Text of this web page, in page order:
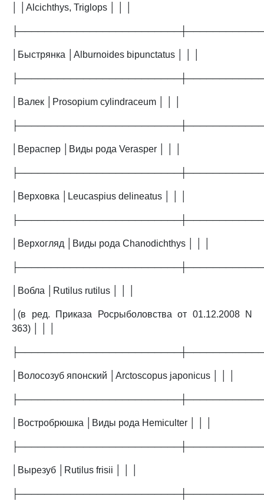
│ │Alcichthys, Triglops │ │ │
│Быстрянка │Alburnoides bipunctatus │ │ │
│Валек │Prosopium cylindraceum │ │ │
│Вераспер │Виды рода Verasper │ │ │
│Верховка │Leucaspius delineatus │ │ │
│Верхогляд │Виды рода Chanodichthys │ │ │
│Вобла │Rutilus rutilus │ │ │
│(в ред. Приказа Росрыболовства от 01.12.2008 N
363) │ │ │
│Волосозуб японский │Arctoscopus japonicus │ │ │
│Востробрюшка │Виды рода Hemiculter │ │ │
│Вырезуб │Rutilus frisii │ │ │